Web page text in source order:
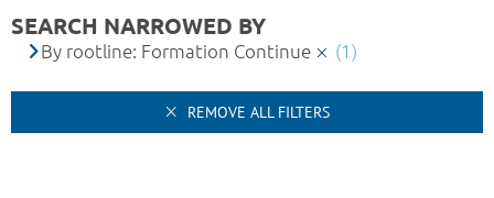
SEARCH NARROWED BY
By rootline: Formation Continue (1)
REMOVE ALL FILTERS